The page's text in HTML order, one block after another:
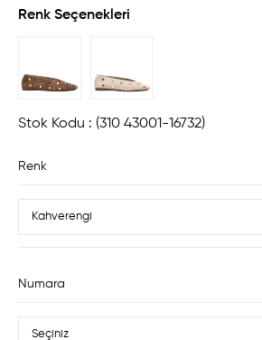
Renk Seçenekleri
Stok Kodu (310 43001-16732)
Renk
Numara